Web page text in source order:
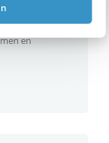
op
zoals klimmen
en